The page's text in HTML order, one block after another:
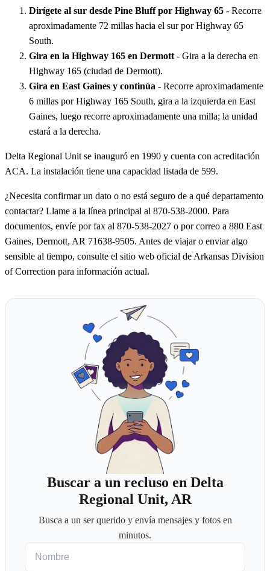
Dirígete al sur desde Pine Bluff por Highway 65 - Recorre
aproximadamente 72 millas hacia el sur por Highway 65
South.
Gira en la Highway 165 en Dermott - Gira a la derecha en
Highway 165 (ciudad de Dermott).
Gira en East Gaines y continúa - Recorre aproximadamente
6 millas por Highway 165 South, gira a la izquierda en East
Gaines, luego recorre aproximadamente una milla; la unidad
estará a la derecha.
Delta Regional Unit se inauguró en 1990 y cuenta con acreditación
ACA. La instalación tiene una capacidad listada de 599.
¿Necesita confirmar un dato o no está seguro de a qué departamento
contactar? Llame a la línea principal al 870-538-2000. Para
documentos, envíe por fax al 870-538-2027 o por correo a 880 East
Gaines, Dermott, AR 71638-9505. Antes de viajar o enviar algo
sensible al tiempo, consulte el sitio web oficial de Arkansas Division
of Correction para información actual.
Buscar a un recluso en Delta
Regional Unit, AR
Busca a un ser querido y envía mensajes y fotos en
minutos.